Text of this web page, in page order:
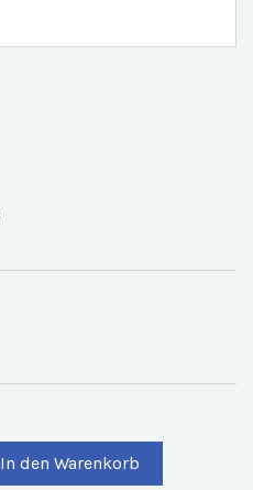
In den Warenkorb